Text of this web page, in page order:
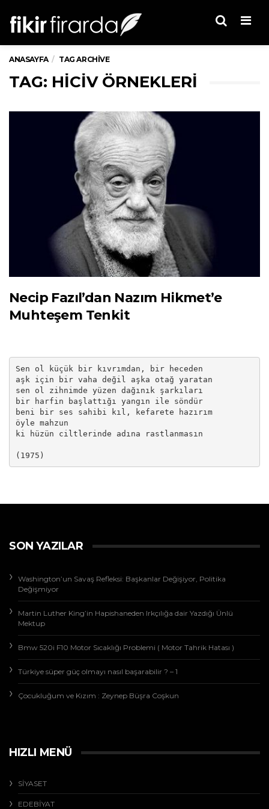
ANASAYFA TAG ARCHIVE
TAG: HICIV ÖRNEKLERI
Necip Fazıl’dan Nazım Hikmet’e
Muhteşem Tenkit
Sen ol küçük bir kıvrımdan, bir heceden
aşk için bir vaha değil aşka otağ yaratan
sen ol zihnimde yüzen dağınık şarkıları
bir harfin başlattığı yangın ile söndür
beni bir ses sahibi kıl, kefarete hazırım
öyle mahzun
ki hüzün ciltlerinde adına rastlanmasın
(1975)
SON YAZILAR
Washington’un Savaş Refleksi: Başkanlar Değişiyor, Politika
Değişmiyor
Martin Luther King’in Hapishaneden Irkçılığa dair Yazdığı Ünlü
Mektup
Bmw 520i F10 Motor Sıcaklığı Problemi ( Motor Tahrik Hatası )
Türkiye süper güç olmayı nasıl başarabilir ? – 1
Çocukluğum ve Kızım : Zeynep Büşra Coşkun
HIZLI MENÜ
SİYASET
EDEBİYAT